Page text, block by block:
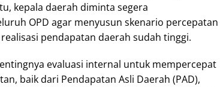
kepala daerah diminta segera
OPD agar menyusun skenario percepatan
pendapatan daerah sudah tinggi.
evaluasi internal untuk mempercepat
baik dari Pendapatan Asli Daerah (PAD),